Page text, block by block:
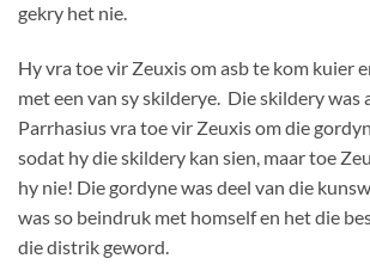
gekry het nie.
Hy vra toe vir Zeuxis om asb te kom kuier
met een van sy skilderye. Die skildery was
Parrhasius vra toe vir Zeuxis om die
sodat hy die skildery kan sien, maar toe
hy nie! Die gordyne was deel van die
was so beindruk met homself en het die
die distrik geword.